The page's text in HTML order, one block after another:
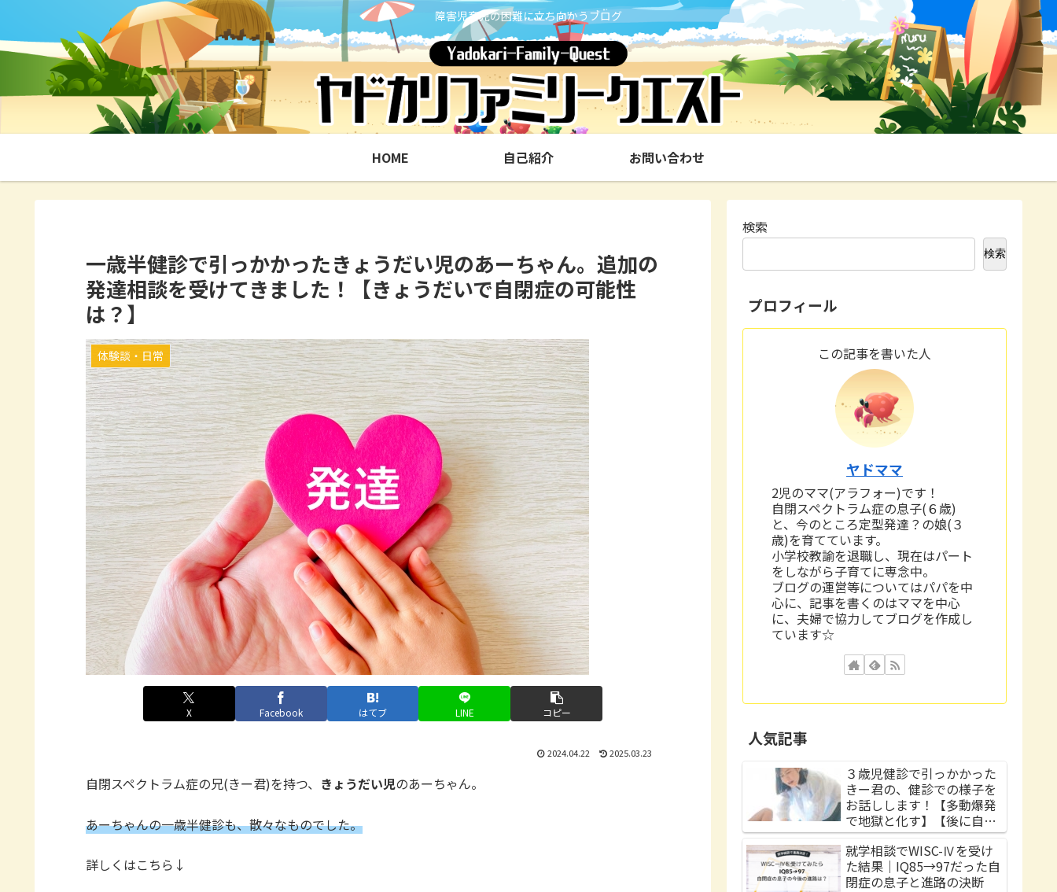
障害児育児の困難に立ち向かうブログ
HOME 自己紹介 お問い合わせ
一歳半健診で引っかかったきょうだい児のあーちゃん。追加の
発達相談を受けてきました！【きょうだいで自閉症の可能性
は？】
体験談・日常
X Facebook はてブ LINE コピー
2024.04.22 2025.03.23
自閉スペクトラム症の兄(きー君)を持つ、 きょうだい児のあーちゃん。
あーちゃんの一歳半健診も、散々なものでした。
詳しくはこちら↓
検索
検索
プロフィール
この記事を書いた人
ヤドママ
2児のママ(アラフォー)です！
自閉スペクトラム症の息子(６歳)
と、今のところ定型発達？の娘(３
歳)を育てています。
小学校教諭を退職し、現在はパート
をしながら子育てに専念中。
ブログの運営等についてはパパを中
心に、記事を書くのはママを中心
に、夫婦で協力してブログを作成し
ています☆
人気記事
３歳児健診で引っかかった
きー君の、健診での様子を
お話しします！【多動爆発
で地獄と化す】【後に自閉
症と診断される】
就学相談でWISC-Ⅳを受け
た結果｜IQ85→97だった自
閉症の息子と進路の決断